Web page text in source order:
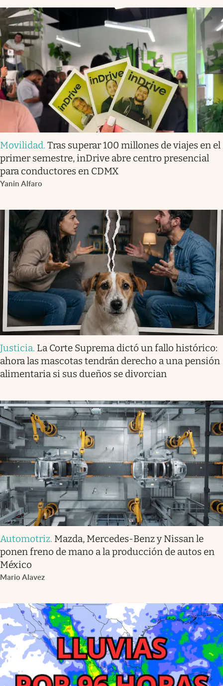
Movilidad. Tras superar 100 millones de viajes en el
primer semestre, inDrive abre centro presencial
para conductores en CDMX
Yanin Alfaro
Justicia. La Corte Suprema dictó un fallo histórico:
ahora las mascotas tendrán derecho a una pensión
alimentaria si sus dueños se divorcian
Automotriz. Mazda, Mercedes-Benz y Nissan le
ponen freno de mano a la producción de autos en
México
Mario Alavez